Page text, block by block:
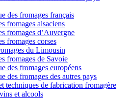
des fromages français
fromages alsaciens
fromages d’Auvergne
fromages corses
du Limousin
fromages de Savoie
des fromages européens
des fromages des autres pays
techniques de fabrication fromagère
et alcools